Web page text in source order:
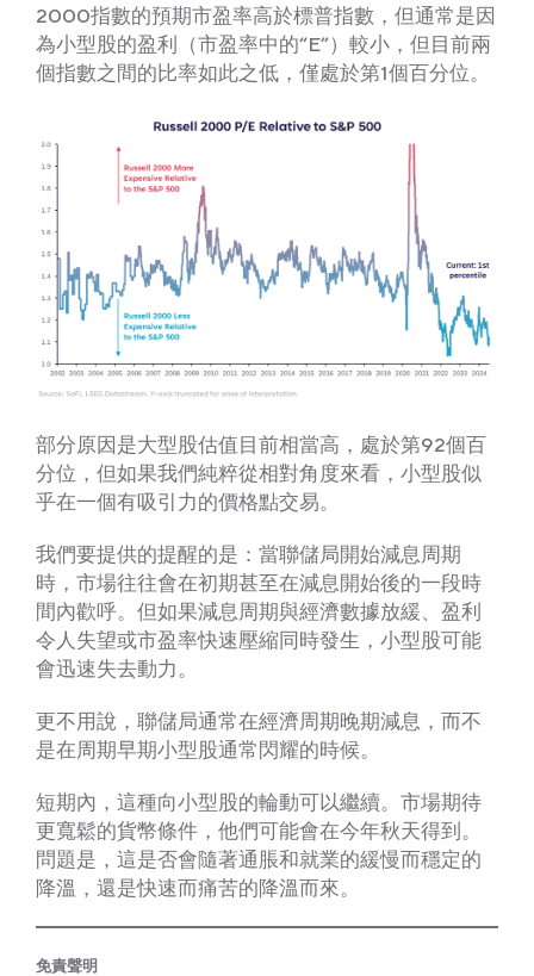
2000指數的預期市盈率高於標普指數，但通常是因
為小型股的盈利（市盈率中的“E”）較小，但目前兩
個指數之間的比率如此之低，僅處於第1個百分位。
部分原因是大型股估值目前相當高，處於第92個百
分位，但如果我們純粹從相對角度來看，小型股似
乎在一個有吸引力的價格點交易。
我們要提供的提醒的是：當聯儲局開始減息周期
時，市場往往會在初期甚至在減息開始後的一段時
間內歡呼。但如果減息周期與經濟數據放緩、盈利
令人失望或市盈率快速壓縮同時發生，小型股可能
會迅速失去動力。
更不用說，聯儲局通常在經濟周期晚期減息，而不
是在周期早期小型股通常閃耀的時候。
短期內，這種向小型股的輪動可以繼續。市場期待
更寬鬆的貨幣條件，他們可能會在今年秋天得到。
問題是，這是否會隨著通脹和就業的緩慢而穩定的
降溫，還是快速而痛苦的降溫而來。
免責聲明